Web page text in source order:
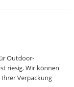
Outdoor-
riesig. Wir können
Verpackung